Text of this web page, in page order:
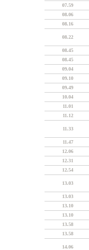
07.59
08.06
08.16
08.22
08.45
08.45
09.04
09.10
09.49
10.04
11.01
11.12
11.33
11.47
12.06
12.31
12.54
13.03
13.03
13.10
13.10
13.58
13.58
14.06